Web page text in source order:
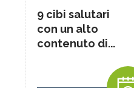
9 cibi salutari
con un alto
contenuto di...